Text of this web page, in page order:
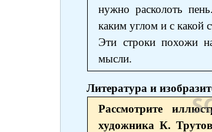
нужно расколоть
каким углом и с какой
Эти строки похожи
мысли.
Литература и
Рассмотрите
художника К.